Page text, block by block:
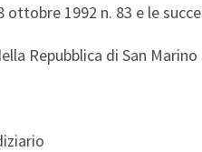
ottobre 1992 n. 83 e le
Repubblica di San Marino